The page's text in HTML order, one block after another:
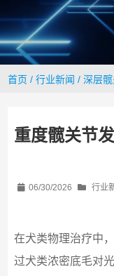
首页 /行业新闻 / 深层
重度髋关节
06/30/2026 行业
在犬类物理治疗中
过犬类浓密底毛对